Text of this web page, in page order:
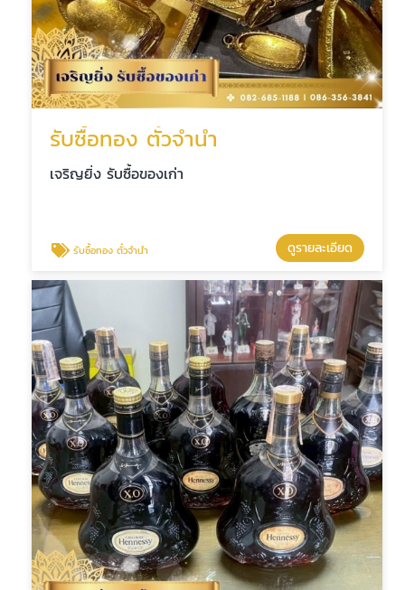
รับซื้อทอง ตั๋วจำนำ
เจริญยิ่ง รับซื้อของเก่า
รับซื้อทอง ตั๋วจำนำ ดูรายละเอียด